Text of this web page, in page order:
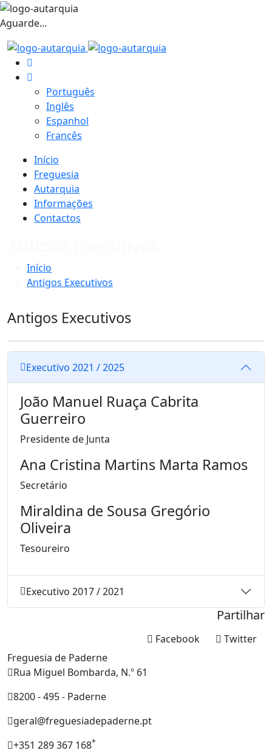
Aguarde...
Português
Inglês
Espanhol
Francês
Início
Freguesia
Autarquia
Informações
Contactos
Início
Antigos Executivos
Antigos Executivos
Executivo 2021 / 2025
João Manuel Ruaça Cabrita
Guerreiro
Presidente de Junta
Ana Cristina Martins Marta Ramos
Secretário
Miraldina de Sousa Gregório
Oliveira
Tesoureiro
Executivo 2017 / 2021
Partilhar
Twitter
Facebook
Freguesia de Paderne
Rua Miguel Bombarda, N.º 61
8200 - 495 - Paderne
geral@freguesiadepaderne.pt
+351 289 367 168*